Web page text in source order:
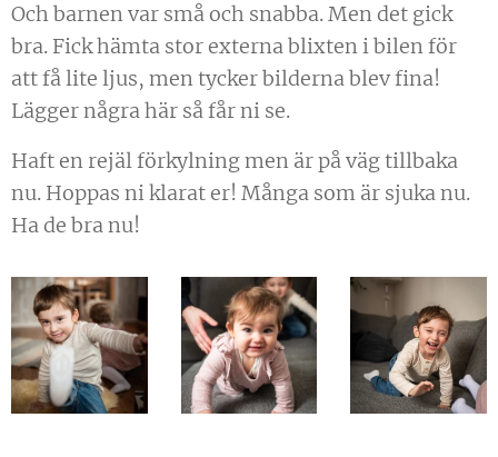
Och barnen var små och snabba. Men det gick
bra. Fick hämta stor externa blixten i bilen för
att få lite ljus, men tycker bilderna blev fina!
Lägger några här så får ni se.
Haft en rejäl förkylning men är på väg tillbaka
nu. Hoppas ni klarat er! Många som är sjuka nu.
Ha de bra nu!